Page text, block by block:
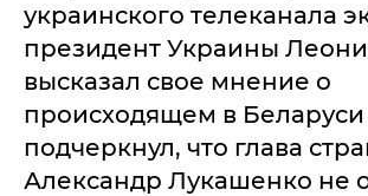
украинского телеканала
президент Украины
высказал свое мнение о
происходящем в Беларуси
подчеркнул, что глава
Александр Лукашенко не